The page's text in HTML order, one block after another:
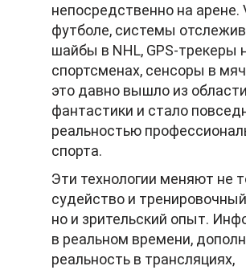
непосредственно на арене.
футболе, системы
шайбы в NHL, GPS-трекеры
спортсменах, сенсоры в
это давно вышло из
фантастики и стало
реальностью
спорта.
Эти технологии меняют не
судейство и
но и зрительский опыт.
в реальном времени,
реальность в трансляциях,